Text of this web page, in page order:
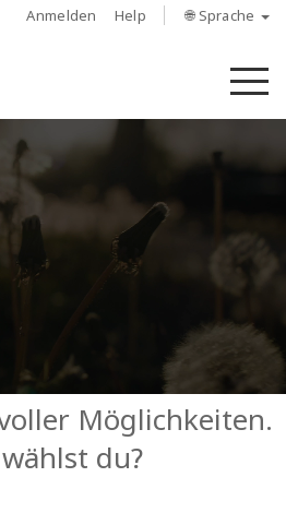
Anmelden Help 🌐 Sprache
Möglichkeiten.
du?